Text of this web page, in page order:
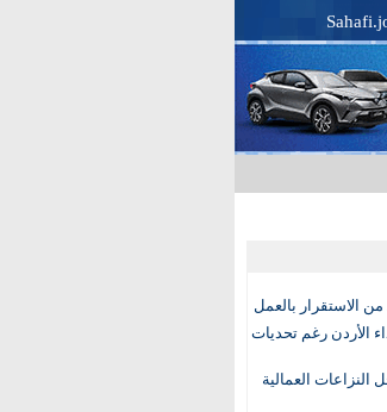
الأردن رغم تحديات
العمالية